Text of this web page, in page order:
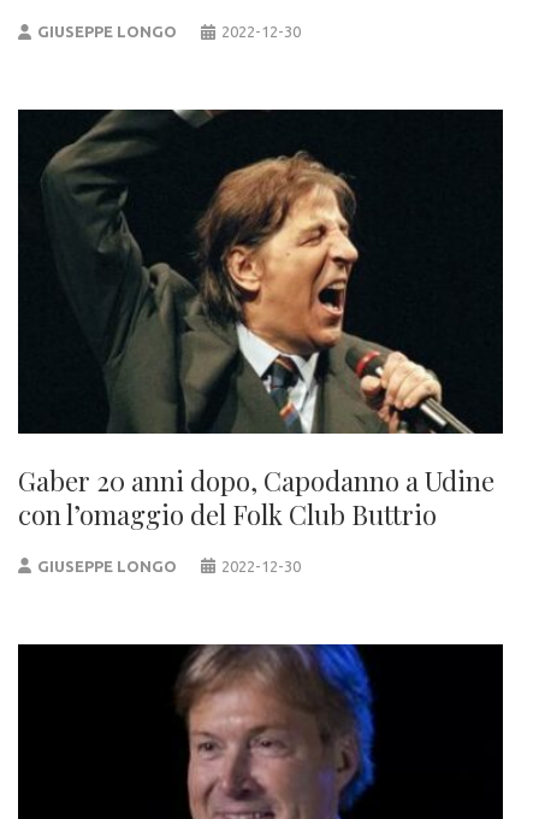
GIUSEPPE LONGO 2022-12-30
Gaber 20 anni dopo, Capodanno a Udine
con l’omaggio del Folk Club Buttrio
GIUSEPPE LONGO 2022-12-30